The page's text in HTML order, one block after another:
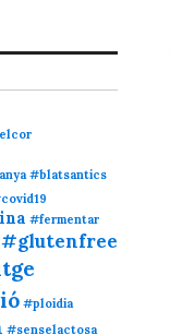
#blatsantics
#fermentar
#glutenfree
#ploidia
#senselactosa